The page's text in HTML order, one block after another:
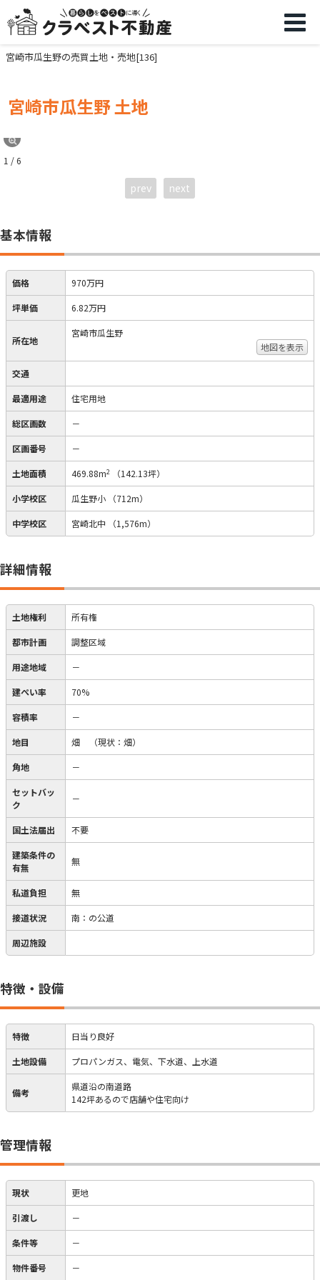
宮崎市瓜生野の売買土地・売地[136]
宮崎市瓜生野 土地
1 / 6
prev next
基本情報
価格 970万円
坪単価 6.82万円
所在地
宮崎市瓜生野
地図を表示
交通
最適用途 住宅用地
総区画数 －
区画番号 －
土地面積 469.88m2 （142.13坪）
小学校区 瓜生野小 （712m）
中学校区 宮崎北中 （1,576m）
詳細情報
土地権利 所有権
都市計画 調整区域
用途地域 －
建ぺい率 70%
容積率 －
地目 畑 （現状：畑）
角地 －
セットバッ
ク
－
国土法届出 不要
建築条件の
有無
無
私道負担 無
接道状況 南：の公道
周辺施設
特徴・設備
特徴 日当り良好
土地設備 プロパンガス、電気、下水道、上水道
備考
県道沿の南道路
142坪あるので店舗や住宅向け
管理情報
現状 更地
引渡し －
条件等 －
物件番号 －